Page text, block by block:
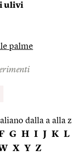
ulivi
palme
dalla a alla z
G H I J K L
X Y Z